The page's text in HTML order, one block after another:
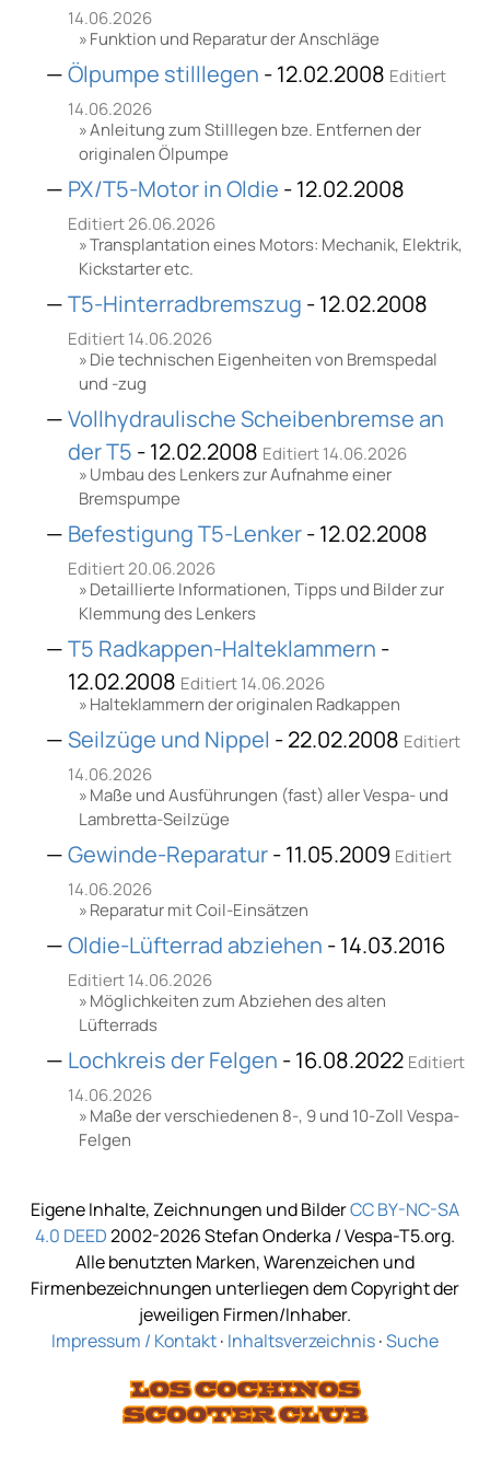
14.06.2026
Funktion und Reparatur der Anschläge
Ölpumpe stilllegen - 12.02.2008 Editiert
14.06.2026
Anleitung zum Stilllegen bze. Entfernen der
originalen Ölpumpe
PX/T5-Motor in Oldie - 12.02.2008
Editiert 26.06.2026
Transplantation eines Motors: Mechanik, Elektrik,
Kickstarter etc.
T5-Hinterradbremszug - 12.02.2008
Editiert 14.06.2026
Die technischen Eigenheiten von Bremspedal
und -zug
Vollhydraulische Scheibenbremse an
der T5 - 12.02.2008 Editiert 14.06.2026
Umbau des Lenkers zur Aufnahme einer
Bremspumpe
Befestigung T5-Lenker- 12.02.2008
Editiert 20.06.2026
Detaillierte Informationen, Tipps und Bilder zur
Klemmung des Lenkers
T5 Radkappen-Halteklammern -
12.02.2008 Editiert 14.06.2026
Halteklammern der originalen Radkappen
Seilzüge und Nippel - 22.02.2008 Editiert
14.06.2026
Maße und Ausführungen (fast) aller Vespa- und
Lambretta-Seilzüge
Gewinde-Reparatur- 11.05.2009 Editiert
14.06.2026
Reparatur mit Coil-Einsätzen
Oldie-Lüfterrad abziehen - 14.03.2016
Editiert 14.06.2026
Möglichkeiten zum Abziehen des alten
Lüfterrads
Lochkreis der Felgen - 16.08.2022 Editiert
14.06.2026
Maße der verschiedenen 8-, 9 und 10-Zoll Vespa-
Felgen
Eigene Inhalte, Zeichnungen und BilderCC BY-NC-SA
4.0 DEED2002-2026 Stefan Onderka / Vespa-T5.org.
Alle benutzten Marken, Warenzeichen und
Firmenbezeichnungen unterliegen dem Copyright der
jeweiligen Firmen/Inhaber.
Impressum / Kontakt· Inhaltsverzeichnis·Suche